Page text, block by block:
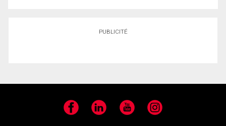
PUBLICITÉ
Facebook LinkedIn YouTube Instagram